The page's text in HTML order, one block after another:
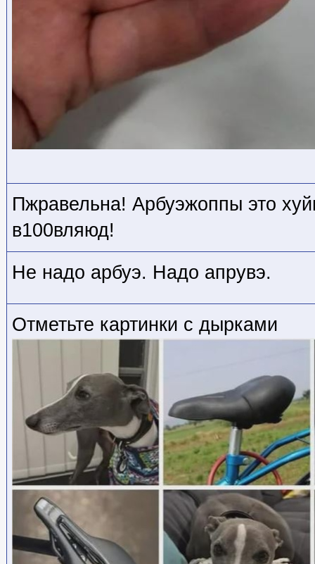
Пжравельна! Арбуэжоппы это
в100вляюд!
Не надо арбуэ. Надо апрувэ.
Отметьте картинки с дырками